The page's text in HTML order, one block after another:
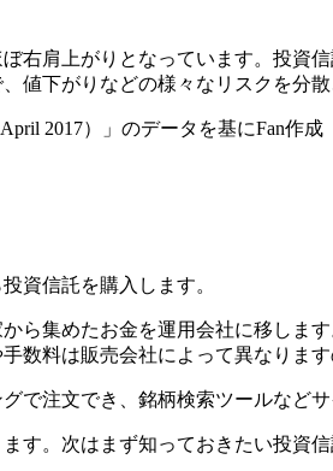
右肩上がりとなっています。投資信
値下がりなどの様々なリスクを分
2017）」のデータを基にFan作成
資信託を購入します。
ら集めたお金を運用会社に移しま
数料は販売会社によって異なりま
で注文でき、銘柄検索ツールなど
す。次はまず知っておきたい投資